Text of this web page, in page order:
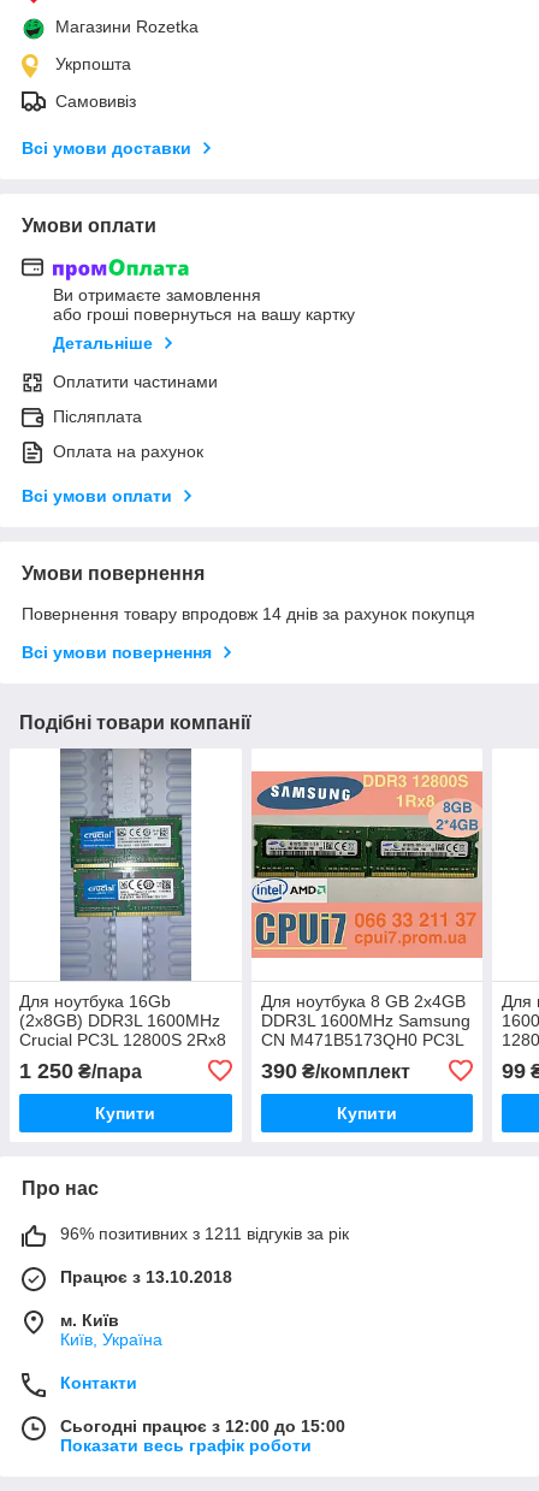
Магазини Rozetka
Укрпошта
Самовивіз
Всі умови доставки
Умови оплати
Ви отримаєте замовлення
або гроші повернуться на вашу картку
Детальніше
Оплатити частинами
Післяплата
Оплата на рахунок
Всі умови оплати
Умови повернення
Повернення товару впродовж 14 днів за рахунок покупця
Всі умови повернення
Подібні товари компанії
Для ноутбука 16Gb
(2x8GB) DDR3L 1600MHz
Crucial PC3L 12800S 2Rx8
RAM Оперативна пам'ять
CT8GG3S160BM.M16FPD
1 250 ₴/пара
Купити
Для ноутбука 8 GB 2x4GB
DDR3L 1600MHz Samsung
CN M471B5173QH0 PC3L
Оперативна пам'ять
390₴/комплект
Купити
Для
99
Про нас
96% позитивних з 1211 відгуків за рік
Працює з 13.10.2018
м. Київ
Київ, Україна
Контакти
Сьогодні працює з 12:00 до 15:00
Показати весь графік роботи